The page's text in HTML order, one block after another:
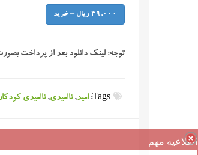
49,000 ریال – خرید
توجه: لینک دانلود بعد از پرداخت
امید,ناامیدی,ناامیدی
اطلاعیه مهم